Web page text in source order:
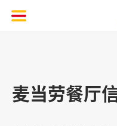
麦当劳餐厅